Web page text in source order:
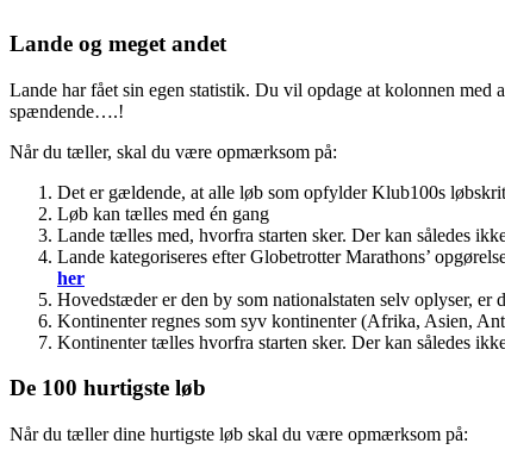
Lande og meget andet
Lande har fået sin egen statistik. Du vil opdage at kolonnen med
spændende….!
Når du tæller, skal du være opmærksom på:
Det er gældende, at alle løb som opfylder Klub100s
Løb kan tælles med én gang
Lande tælles med, hvorfra starten sker. Der kan således
Lande kategoriseres efter Globetrotter Marathons’
her
Hovedstæder er den by som nationalstaten selv oplyser, er
Kontinenter regnes som syv kontinenter (Afrika, Asien,
Kontinenter tælles hvorfra starten sker. Der kan således
De 100 hurtigste løb
Når du tæller dine hurtigste løb skal du være opmærksom på: